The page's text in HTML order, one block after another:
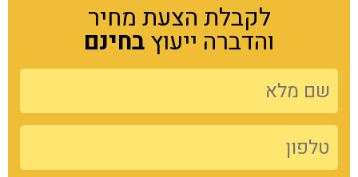
לקבלת הצעת מחיר
והדברה ייעוץבחינם